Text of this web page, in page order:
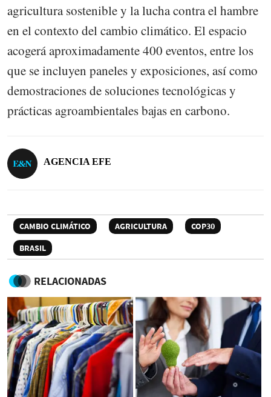
agricultura sostenible y la lucha contra el hambre
en el contexto del cambio climático. El espacio
acogerá aproximadamente 400 eventos, entre los
que se incluyen paneles y exposiciones, así como
demostraciones de soluciones tecnológicas y
prácticas agroambientales bajas en carbono.
AGENCIA EFE
CAMBIO CLIMÁTICO AGRICULTURA
COP30
BRASIL
RELACIONADAS